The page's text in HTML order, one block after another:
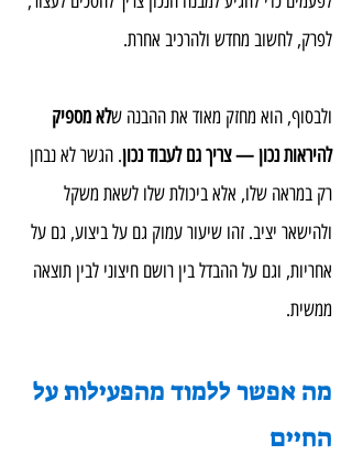
לפרק, לחשוב מחדש ולהרכיב אחרת.
ולבסוף, הוא מחזק מאוד את ההבנה שלא מספיק
להיראות נכון — צריך גם לעבוד נכון. הגשר לא נבחן
רק במראה שלו, אלא ביכולת שלו לשאת משקל
ולהישאר יציב. זהו שיעור עמוק גם על ביצוע, גם על
אחריות, וגם על ההבדל בין רושם חיצוני לבין תוצאה
ממשית.
מה אפשר ללמוד מהפעילות על
החיים